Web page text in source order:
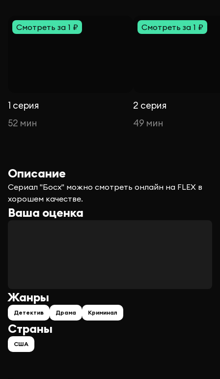
Смотреть за 1 ₽
1 серия
52 мин
Смотреть за 1 ₽
2 серия
49 мин
Описание
Сериал "Босх" можно смотреть онлайн на FLEX в
хорошем качестве.
Ваша оценка
Страны
США
Жанры
Детектив Драма Криминал